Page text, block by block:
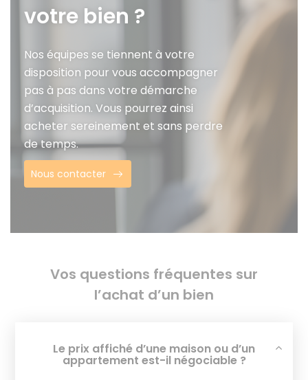
votre bien ?
Nos équipes se tiennent à votre
disposition pour vous accompagner
pas à pas dans votre démarche
d’acquisition. Vous pourrez ainsi
acheter sereinement et sans perdre
de temps.
Nous contacter
Vos questions fréquentes sur
l’achat d’un bien
Le prix affiché d’une maison ou d’un
appartement est-il négociable ?